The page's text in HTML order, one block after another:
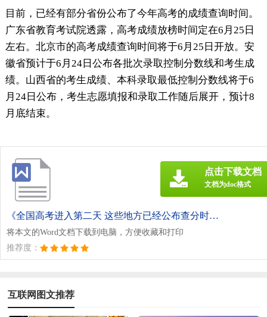
目前，已经有部分省份公布了今年高考的成绩查询时间。
广东省教育考试院透露，高考成绩放榜时间定在6月25日
左右。北京市的高考成绩查询时间将于6月25日开放。安
徽省预计于6月24日公布各批次录取控制分数线和考生成
绩。山西省的考生成绩、本科录取最低控制分数线将于6
月24日公布，考生志愿填报和录取工作随后展开，预计8
月底结束。
《全国高考进入第二天 这些地方已经公布查分时间了！.doc》
将本文的Word文档下载到电脑，方便收藏和打印
推荐度：
点击下载文档
文档为doc格式
互联网图文推荐